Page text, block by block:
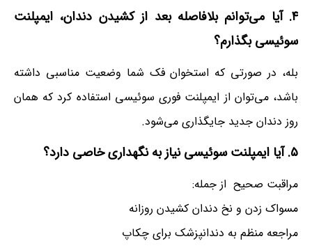
۴. آیا می‌توانم بلافاصله بعد از کشیدن دندان، ایمپلنت
سوئیسی بگذارم؟
بله، در صورتی که استخوان فک شما وضعیت مناسبی داشته
باشد، می‌توان از ایمپلنت فوری سوئیسی استفاده کرد که همان
روز دندان جدید جایگذاری می‌شود.
۵. آیا ایمپلنت سوئیسی نیاز به نگهداری خاصی دارد؟
مراقبت صحیح از جمله:
مسواک زدن و نخ دندان کشیدن روزانه
مراجعه منظم به دندانپزشک برای چکاپ